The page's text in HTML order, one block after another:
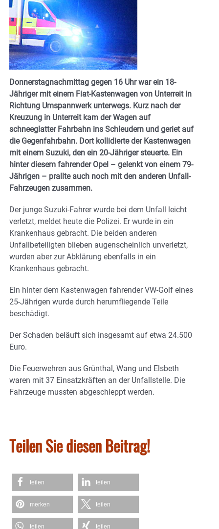
Donnerstagnachmittag gegen 16 Uhr war ein 18-
Jähriger mit einem Fiat-Kastenwagen von Unterreit in
Richtung Umspannwerk unterwegs. Kurz nach der
Kreuzung in Unterreit kam der Wagen auf
schneeglatter Fahrbahn ins Schleudern und geriet auf
die Gegenfahrbahn. Dort kollidierte der Kastenwagen
mit einem Suzuki, den ein 20-Jähriger steuerte. Ein
hinter diesem fahrender Opel – gelenkt von einem 79-
Jährigen – prallte auch noch mit den anderen Unfall-
Fahrzeugen zusammen.
Der junge Suzuki-Fahrer wurde bei dem Unfall leicht
verletzt, meldet heute die Polizei. Er wurde in ein
Krankenhaus gebracht. Die beiden anderen
Unfallbeteiligten blieben augenscheinlich unverletzt,
wurden aber zur Abklärung ebenfalls in ein
Krankenhaus gebracht.
Ein hinter dem Kastenwagen fahrender VW-Golf eines
25-Jährigen wurde durch herumfliegende Teile
beschädigt.
Der Schaden beläuft sich insgesamt auf etwa 24.500
Euro.
Die Feuerwehren aus Grünthal, Wang und Elsbeth
waren mit 37 Einsatzkräften an der Unfallstelle. Die
Fahrzeuge mussten abgeschleppt werden.
Teilen Sie diesen Beitrag!
teilen teilen
merken teilen
teilen teilen